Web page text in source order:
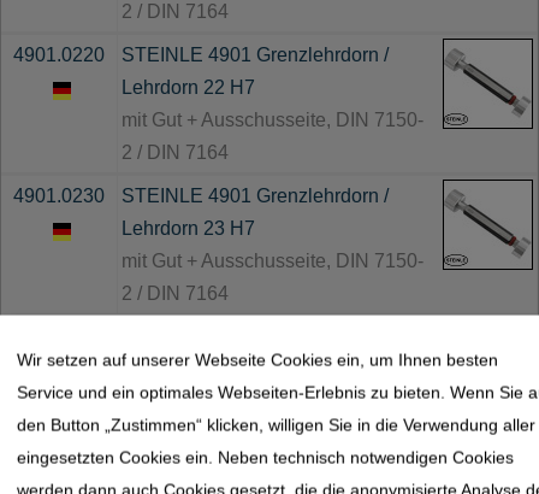
2 / DIN 7164
4901.0220
STEINLE 4901 Grenzlehrdorn /
Lehrdorn 22 H7
mit Gut + Ausschusseite, DIN 7150-
2 / DIN 7164
4901.0230
STEINLE 4901 Grenzlehrdorn /
Lehrdorn 23 H7
mit Gut + Ausschusseite, DIN 7150-
2 / DIN 7164
Lehrdorn 24 H7
mit Gut + Ausschusseite, DIN 7150-
2 / DIN 7164
Wir setzen auf unserer Webseite Cookies ein, um Ihnen besten
Service und ein optimales Webseiten-Erlebnis zu bieten. Wenn Sie
den Button „Zustimmen“ klicken, willigen Sie in die Verwendung aller
eingesetzten Cookies ein. Neben technisch notwendigen Cookies
werden dann auch Cookies gesetzt, die die anonymisierte Analyse